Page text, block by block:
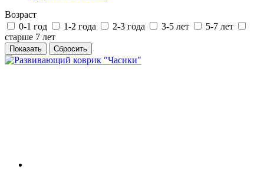
Возраст
0-1 год
1-2 года 2-3 года 3-5 лет
5-7 лет
старше 7 лет